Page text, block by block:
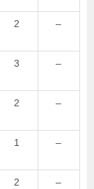
2 –
3 –
2 –
1 –
2 –